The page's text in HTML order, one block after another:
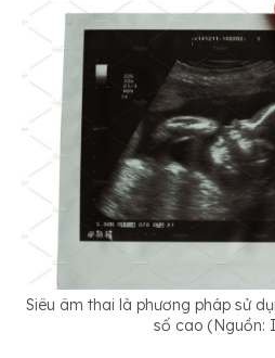
Siêu âm thai là phương pháp sử
số cao (Nguồn: